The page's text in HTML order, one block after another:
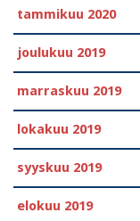
tammikuu 2020
joulukuu 2019
marraskuu 2019
lokakuu 2019
syyskuu 2019
elokuu 2019